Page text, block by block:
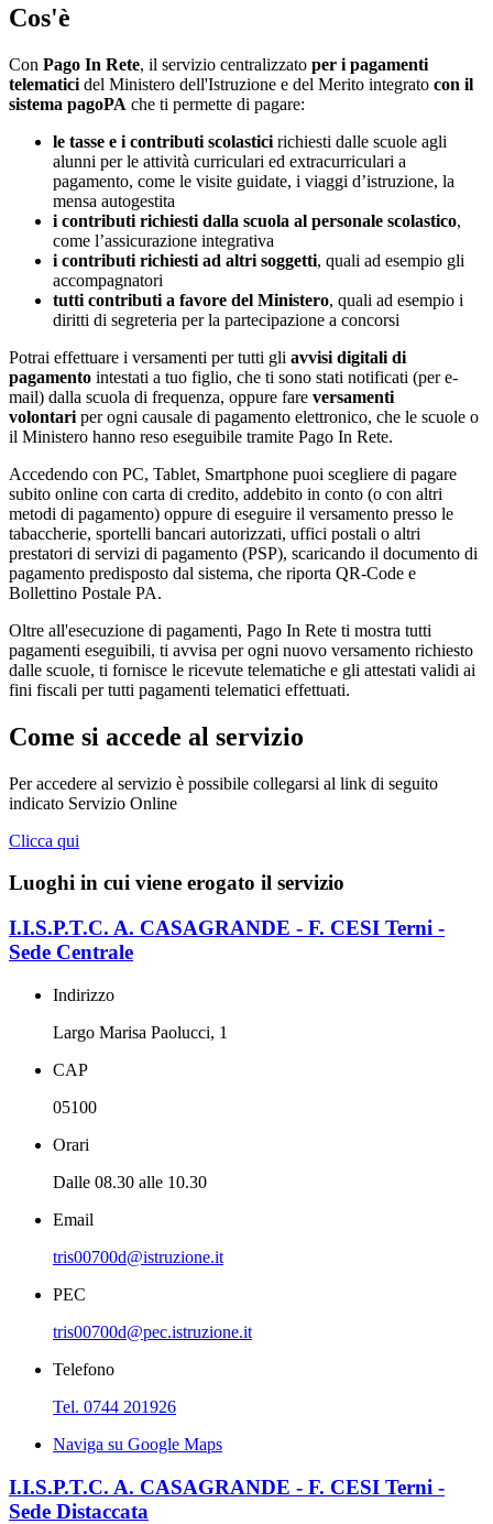
Cos'è
Con Pago In Rete, il servizio centralizzato per i pagamenti
telematici del Ministero dell'Istruzione e del Merito integrato con il
sistema pagoPA che ti permette di pagare:
le tasse e i contributi scolastici richiesti dalle scuole agli
alunni per le attività curriculari ed extracurriculari a
pagamento, come le visite guidate, i viaggi d’istruzione, la
mensa autogestita
i contributi richiesti dalla scuola al personale scolastico,
come l’assicurazione integrativa
i contributi richiesti ad altri soggetti, quali ad esempio gli
accompagnatori
tutti contributi a favore del Ministero, quali ad esempio i
diritti di segreteria per la partecipazione a concorsi
Potrai effettuare i versamenti per tutti gli avvisi digitali di
pagamento intestati a tuo figlio, che ti sono stati notificati (per e-
mail) dalla scuola di frequenza, oppure fare versamenti
volontari per ogni causale di pagamento elettronico, che le scuole o
il Ministero hanno reso eseguibile tramite Pago In Rete.
Accedendo con PC, Tablet, Smartphone puoi scegliere di pagare
subito online con carta di credito, addebito in conto (o con altri
metodi di pagamento) oppure di eseguire il versamento presso le
tabaccherie, sportelli bancari autorizzati, uffici postali o altri
prestatori di servizi di pagamento (PSP), scaricando il documento di
pagamento predisposto dal sistema, che riporta QR-Code e
Bollettino Postale PA.
Oltre all'esecuzione di pagamenti, Pago In Rete ti mostra tutti
pagamenti eseguibili, ti avvisa per ogni nuovo versamento richiesto
dalle scuole, ti fornisce le ricevute telematiche e gli attestati validi ai
fini fiscali per tutti pagamenti telematici effettuati.
Come si accede al servizio
Per accedere al servizio è possibile collegarsi al link di seguito
indicato Servizio Online
Clicca qui
Luoghi in cui viene erogato il servizio
I.I.S.P.T.C. A. CASAGRANDE - F. CESI Terni -
Sede Centrale
Indirizzo
Largo Marisa Paolucci, 1
CAP
05100
Orari
Dalle 08.30 alle 10.30
Email
tris00700d@istruzione.it
PEC
tris00700d@pec.istruzione.it
Telefono
Tel. 0744 201926
Naviga su Google Maps
I.I.S.P.T.C. A. CASAGRANDE - F. CESI Terni -
Sede Distaccata